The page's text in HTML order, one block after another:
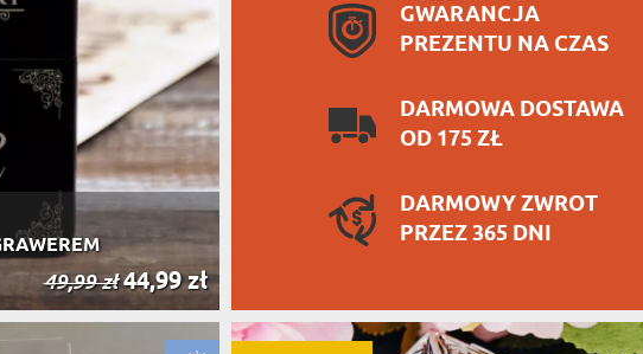
GWARANCJA
PREZENTU NA CZAS
DARMOWA DOSTAWA
OD 175 ZŁ
DARMOWY ZWROT
PRZEZ 365 DNI
49,99 zł44,99 zł